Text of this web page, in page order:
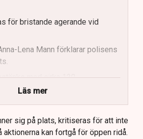
för bristande agerande vid
Lena Mann förklarar polisens
med cirka 120
kopplade.
drönare och uniformerad polis
bevis.
komplext när det gäller
Läs mer
sig på plats, kritiseras för att inte
aktionerna kan fortgå för öppen ridå.